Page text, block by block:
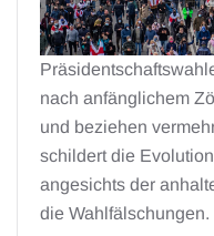
nach anfänglichem
und beziehen
schildert die
angesichts der
die Wahlfälschungen.